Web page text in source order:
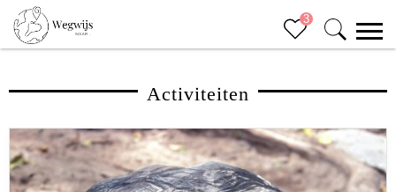
3
Activiteiten